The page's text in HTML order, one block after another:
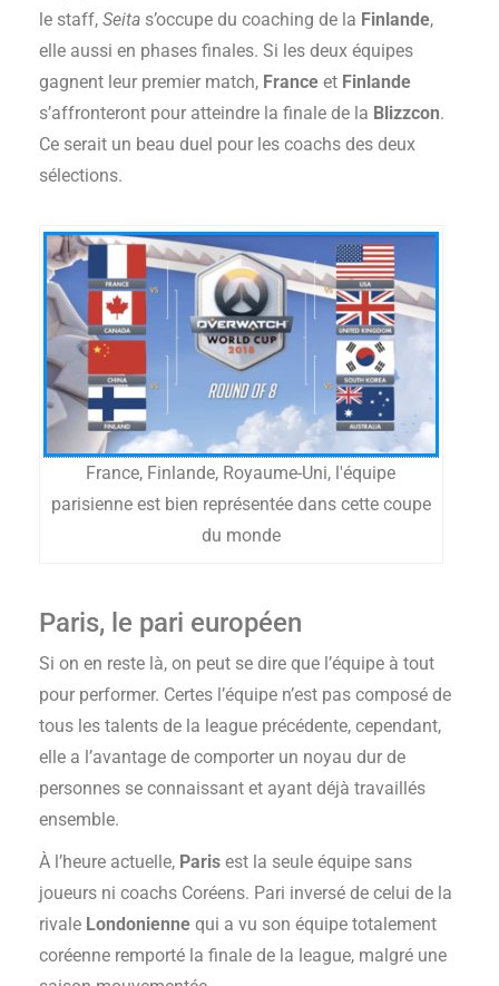
le staff, Seita s’occupe du coaching de la Finlande,
elle aussi en phases finales. Si les deux équipes
gagnent leur premier match, France et Finlande
s’affronteront pour atteindre la finale de la Blizzcon.
Ce serait un beau duel pour les coachs des deux
sélections.
France, Finlande, Royaume-Uni, l'équipe
parisienne est bien représentée dans cette coupe
du monde
Paris, le pari européen
Si on en reste là, on peut se dire que l’équipe à tout
pour performer. Certes l’équipe n’est pas composé de
tous les talents de la league précédente, cependant,
elle a l’avantage de comporter un noyau dur de
personnes se connaissant et ayant déjà travaillés
ensemble.
À l’heure actuelle, Paris est la seule équipe sans
joueurs ni coachs Coréens. Pari inversé de celui de la
rivale Londonienne qui a vu son équipe totalement
coréenne remporté la finale de la league, malgré une